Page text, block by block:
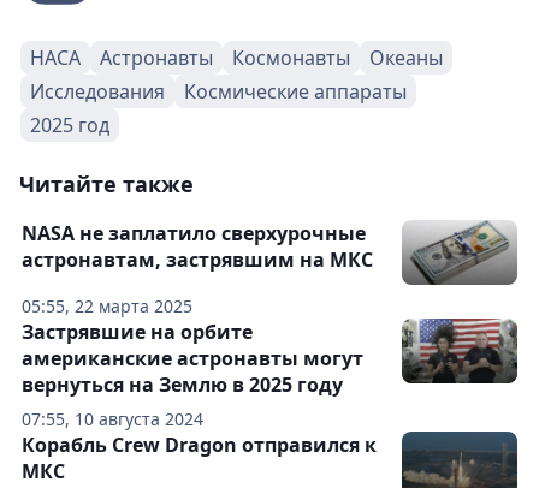
НАСА Астронавты Космонавты
Океаны
Исследования
Космические аппараты
2025 год
Читайте также
05:55, 22 марта 2025
NASA не заплатило сверхурочные
астронавтам, застрявшим на МКС
07:55, 10 августа 2024
Застрявшие на орбите
американские астронавты могут
вернуться на Землю в 2025 году
Корабль Crew Dragon отправился к
МКС